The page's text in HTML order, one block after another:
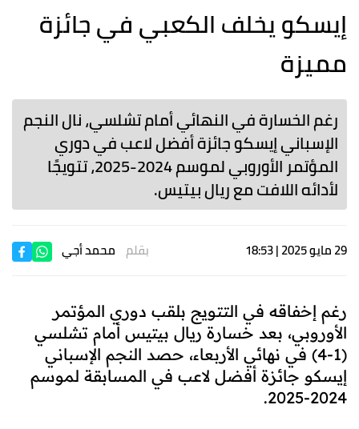
إيسكو يخلف الكعبي في جائزة
مميزة
رغم الخسارة في النهائي أمام تشلسي، نال النجم
الإسباني إيسكو جائزة أفضل لاعب في دوري
المؤتمر الأوروبي لموسم 2024-2025، تتويجًا
لأدائه اللافت مع ريال بيتيس.
29 مايو 2025 | 18:53 بقلم محمد أجي
رغم إخفاقه في التتويج بلقب دوري المؤتمر
الأوروبي، بعد خسارة ريال بيتيس أمام تشلسي
(1-4) في نهائي الأربعاء، حصد النجم الإسباني
إيسكو جائزة أفضل لاعب في المسابقة لموسم
2024-2025.